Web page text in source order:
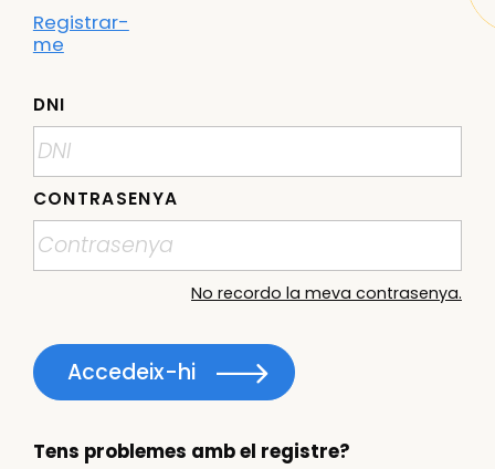
Registrar-
me
DNI
CONTRASENYA
No recordo la meva contrasenya.
Accedeix-hi
Tens problemes amb el registre?